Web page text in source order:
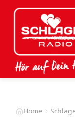
Home